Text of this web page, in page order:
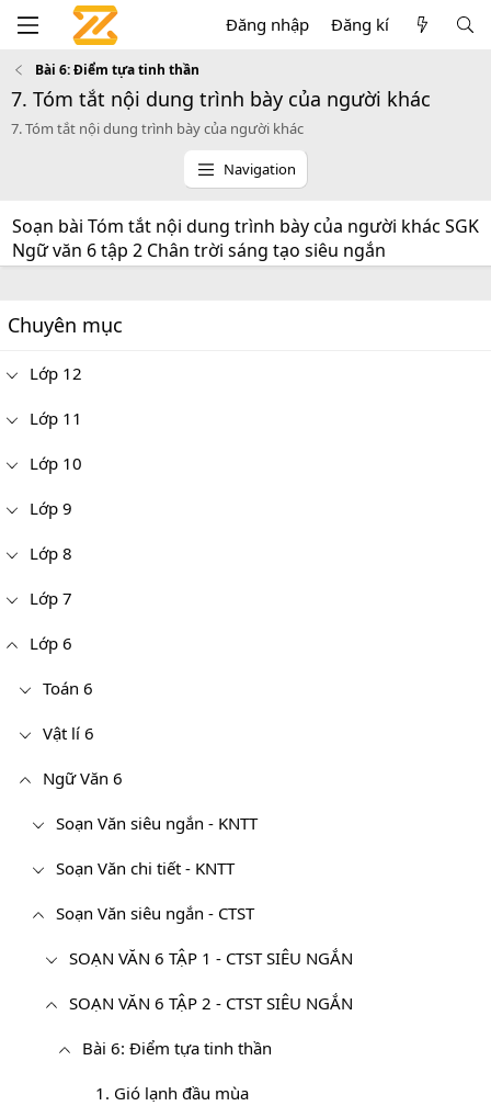
Đăng nhập Đăng kí
Bài 6: Điểm tựa tinh thần
7. Tóm tắt nội dung trình bày của người khác
7. Tóm tắt nội dung trình bày của người khác
Navigation
Soạn bài Tóm tắt nội dung trình bày của người khác SGK
Ngữ văn 6 tập 2 Chân trời sáng tạo siêu ngắn
Chuyên mục
Lớp 12
Lớp 11
Lớp 10
Lớp 9
Lớp 8
Lớp 7
Lớp 6
Toán 6
Vật lí 6
Ngữ Văn 6
Soạn Văn siêu ngắn - KNTT
Soạn Văn chi tiết - KNTT
Soạn Văn siêu ngắn - CTST
SOẠN VĂN 6 TẬP 1 - CTST SIÊU NGẮN
SOẠN VĂN 6 TẬP 2 - CTST SIÊU NGẮN
Bài 6: Điểm tựa tinh thần
1. Gió lạnh đầu mùa